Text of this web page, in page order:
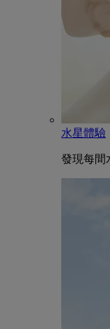
水星體驗
發現每間